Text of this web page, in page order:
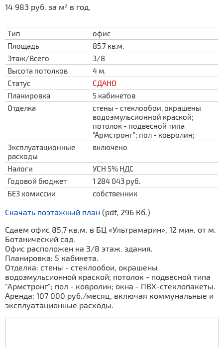
14 983 руб. за м2 в год.
Тип
офис
Площадь
85.7 кв.м.
Этаж/Всего
3/8
Высота потолков
4 м.
Статус
СДАНО
Планировка
5 кабинетов
Отделка
стены - стеклообои, окрашены
водоэмульсионной краской;
потолок - подвесной типа
"Армстронг"; пол - ковролин;
Эксплуатационные
расходы
включено
Налоги
УСН 5% НДС
Годовой бюджет
1 284 043 руб.
БЕЗ комиссии
собственник
Скачать поэтажный план (pdf, 296 Кб.)
Сдаем офис 85,7 кв.м. в БЦ «Ультрамарин», 12 мин. от м.
Ботанический сад.
Офис расположен на 3/8 этаж. здания.
Планировка: 5 кабинета.
Отделка: стены - стеклообои, окрашены
водоэмульсионной краской; потолок - подвесной типа
"Армстронг"; пол - ковролин; окна - ПВХ-стеклопакеты.
Аренда: 107 000 руб./месяц, включая коммунальные и
эксплуатационные расходы.